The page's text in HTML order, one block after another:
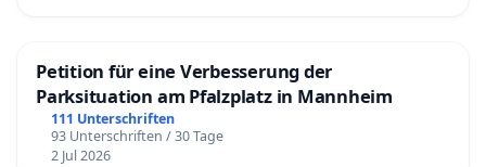
Petition für eine Verbesserung der
Parksituation am Pfalzplatz in Mannheim
111 Unterschriften
93 Unterschriften / 30 Tage
2 Jul 2026